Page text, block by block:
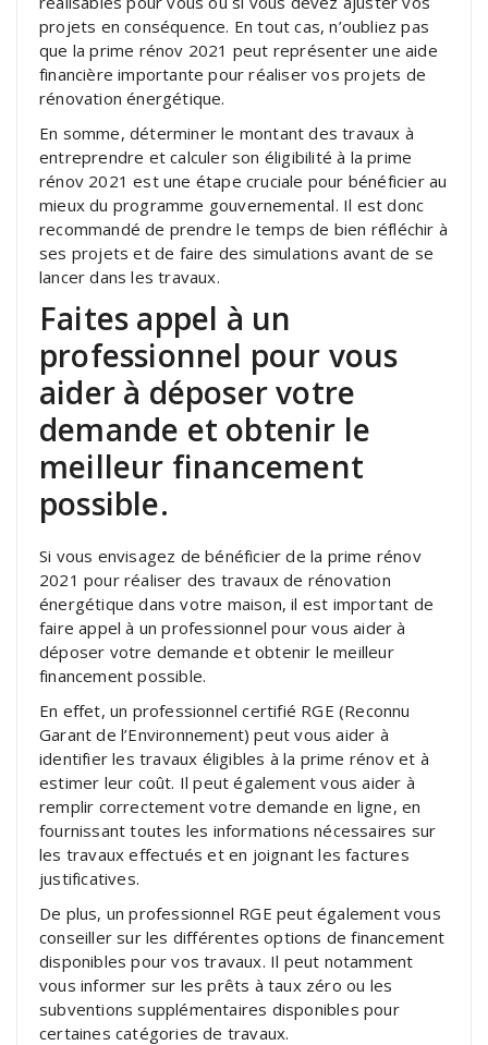
projets en conséquence. En tout cas, n’oubliez pas
que la prime rénov 2021 peut représenter une aide
financière importante pour réaliser vos projets de
rénovation énergétique.
En somme, déterminer le montant des travaux à
entreprendre et calculer son éligibilité à la prime
rénov 2021 est une étape cruciale pour bénéficier au
mieux du programme gouvernemental. Il est donc
recommandé de prendre le temps de bien réfléchir à
ses projets et de faire des simulations avant de se
lancer dans les travaux.
Faites appel à un
professionnel pour vous
aider à déposer votre
demande et obtenir le
meilleur financement
possible.
Si vous envisagez de bénéficier de la prime rénov
2021 pour réaliser des travaux de rénovation
énergétique dans votre maison, il est important de
faire appel à un professionnel pour vous aider à
déposer votre demande et obtenir le meilleur
financement possible.
En effet, un professionnel certifié RGE (Reconnu
Garant de l’Environnement) peut vous aider à
identifier les travaux éligibles à la prime rénov et à
estimer leur coût. Il peut également vous aider à
remplir correctement votre demande en ligne, en
fournissant toutes les informations nécessaires sur
les travaux effectués et en joignant les factures
justificatives.
De plus, un professionnel RGE peut également vous
conseiller sur les différentes options de financement
disponibles pour vos travaux. Il peut notamment
vous informer sur les prêts à taux zéro ou les
subventions supplémentaires disponibles pour
certaines catégories de travaux.